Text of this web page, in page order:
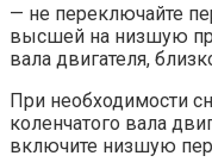
— не переключайте
высшей на низшую
вала двигателя,
При необходимости
коленчатого вала
включите низшую